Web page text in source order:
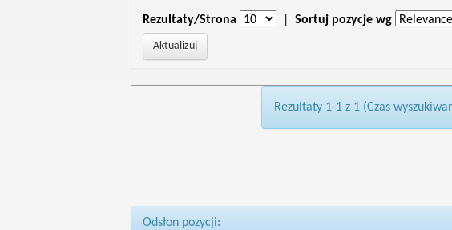
Rezultaty/Strona Sortuj pozycje wg
Rezultaty 1-1 z 1 (Czas
Odsłon pozycji: